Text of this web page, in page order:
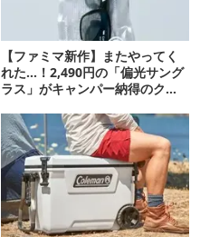
【ファミマ新作】またやってく
れた…！2,490円の「偏光サング
ラス」がキャンパー納得のクオ